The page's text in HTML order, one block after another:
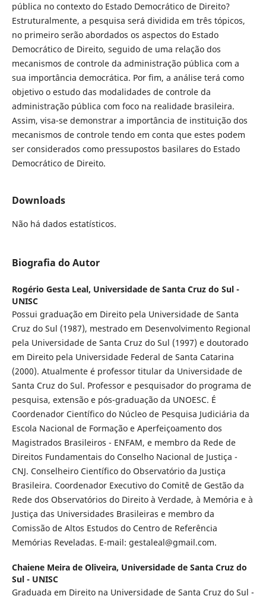
pública no contexto do Estado Democrático de Direito?
Estruturalmente, a pesquisa será dividida em três tópicos,
no primeiro serão abordados os aspectos do Estado
Democrático de Direito, seguido de uma relação dos
mecanismos de controle da administração pública com a
sua importância democrática. Por fim, a análise terá como
objetivo o estudo das modalidades de controle da
administração pública com foco na realidade brasileira.
Assim, visa-se demonstrar a importância de instituição dos
mecanismos de controle tendo em conta que estes podem
ser considerados como pressupostos basilares do Estado
Democrático de Direito.
Downloads
Não há dados estatísticos.
Biografia do Autor
Rogério Gesta Leal, Universidade de Santa Cruz do Sul -
UNISC
Possui graduação em Direito pela Universidade de Santa
Cruz do Sul (1987), mestrado em Desenvolvimento Regional
pela Universidade de Santa Cruz do Sul (1997) e doutorado
em Direito pela Universidade Federal de Santa Catarina
(2000). Atualmente é professor titular da Universidade de
Santa Cruz do Sul. Professor e pesquisador do programa de
pesquisa, extensão e pós-graduação da UNOESC. É
Coordenador Científico do Núcleo de Pesquisa Judiciária da
Escola Nacional de Formação e Aperfeiçoamento dos
Magistrados Brasileiros - ENFAM, e membro da Rede de
Direitos Fundamentais do Conselho Nacional de Justiça -
CNJ. Conselheiro Científico do Observatório da Justiça
Brasileira. Coordenador Executivo do Comitê de Gestão da
Rede dos Observatórios do Direito à Verdade, à Memória e à
Justiça das Universidades Brasileiras e membro da
Comissão de Altos Estudos do Centro de Referência
Memórias Reveladas. E-mail: gestaleal@gmail.com.
Chaiene Meira de Oliveira, Universidade de Santa Cruz do
Sul - UNISC
Graduada em Direito na Universidade de Santa Cruz do Sul -